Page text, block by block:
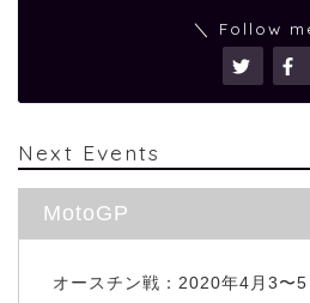
＼ Follow
Next Events
MotoGP
オースチン戦：2020年4月3〜